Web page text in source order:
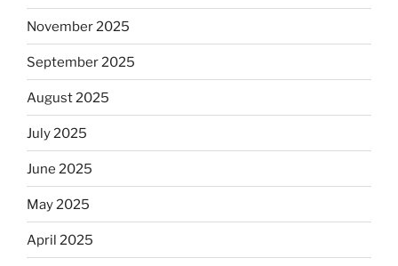
November 2025
September 2025
August 2025
July 2025
June 2025
May 2025
April 2025